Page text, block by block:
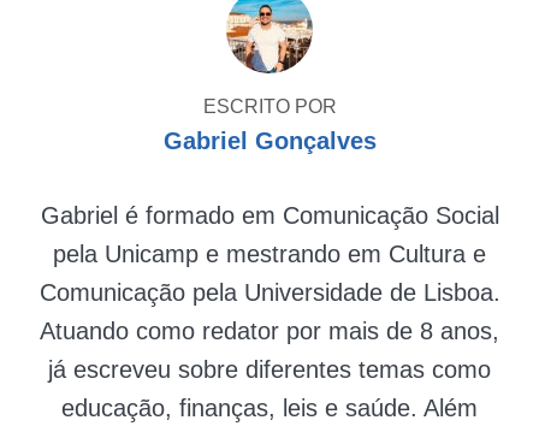
ESCRITO POR
Gabriel Gonçalves
Gabriel é formado em Comunicação Social
pela Unicamp e mestrando em Cultura e
Comunicação pela Universidade de Lisboa.
Atuando como redator por mais de 8 anos,
já escreveu sobre diferentes temas como
educação, finanças, leis e saúde. Além